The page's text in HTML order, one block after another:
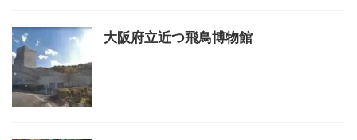
大阪府立近つ飛鳥博物館